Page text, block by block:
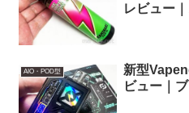
レビュー
AIO・POD型
新型
ビュー｜